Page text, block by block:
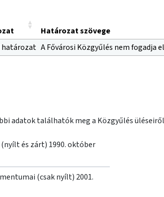
Határozat szövege
határozat A Fővárosi Közgyűlés nem
adatok találhatók meg a Közgyűlés
és zárt) 1990. október
(csak nyílt) 2001.